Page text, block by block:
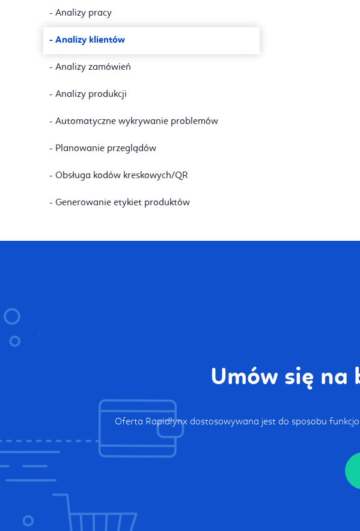
- Analizy pracy
- Analizy klientów
- Analizy zamówień
- Analizy produkcji
- Automatyczne wykrywanie problemów
- Planowanie przeglądów
- Obsługa kodów kreskowych/QR
- Generowanie etykiet produktów
Umów się na
Oferta Rapidlynx dostosowywana jest do sposobu